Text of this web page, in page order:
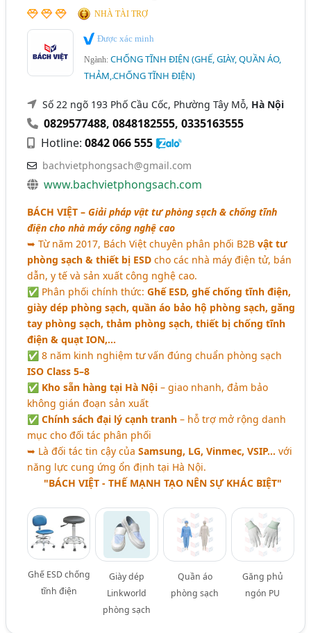
Vòng Chống Tĩnh Điện (6)
Quạt Ion, Quạt Chống Tĩnh Điện (4)
Vải Chống Tĩnh Điện (2)
Thanh Khử Tĩnh Điện (1)
Ngành xem thêm
Phòng Sạch - Thiết Bị Phòng Sạch, Thi Công Phòng
Sạch (333)
Sơn Tĩnh Điện (221)
Sơn Tĩnh Điện - Dịch Vụ Sơn Tĩnh Điện Kim Loại (207)
Dây Thun Phòng Sạch (Dây Thun TPU, Dây Thun EDS,..)
(22)
Vải Bảo Hộ Chuyên Dụng (Vải Chống Cháy, Chống Tĩnh
Điện, Chống Thấm, Dầu,.) (20)
NHÀ TÀI TRỢ
Được xác minh
Ngành:CHỐNG TĨNH ĐIỆN (GHẾ, GIÀY, QUẦN ÁO,
THẢM,.CHỐNG TĨNH ĐIỆN)
Số 22 ngõ 193 Phố Cầu Cốc, Phường Tây Mỗ, Hà Nội
0829577488,0848182555,0335163555
Hotline:0842 066 555
bachvietphongsach@gmail.com
www.bachvietphongsach.com
BÁCH VIỆT –Giải pháp vật tư phòng sạch & chống tĩnh
điện cho nhà máy công nghệ cao
➥ Từ năm 2017, Bách Việt chuyên phân phối B2Bvật tư
phòng sạch & thiết bị ESD cho các nhà máy điện tử, bán
dẫn, y tế và sản xuất công nghệ cao.
✅ Phân phối chính thức:Ghế ESD, ghế chống tĩnh điện,
giày dép phòng sạch, quần áo bảo hộ phòng sạch, găng
tay phòng sạch, thảm phòng sạch, thiết bị chống tĩnh
điện & quạt ION,…
✅ 8 năm kinh nghiệm tư vấn đúng chuẩn phòng sạch
ISO Class 5–8
✅ Kho sẵn hàng tại Hà Nội – giao nhanh, đảm bảo
không gián đoạn sản xuất
✅Chính sách đại lý cạnh tranh – hỗ trợ mở rộng danh
mục cho đối tác phân phối
➥ Là đối tác tin cậy củaSamsung, LG, Vinmec, VSIP… với
năng lực cung ứng ổn định tại Hà Nội.
"BÁCH VIỆT - THẾ MẠNH TẠO NÊN SỰ KHÁC BIỆT"
Ghế ESD chống
tĩnh điện
Giày dép
Linkworld
phòng sạch
Quần áo
phòng sạch
Găng phủ
ngón PU